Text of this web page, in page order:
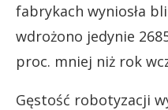
fabrykach wyniosła
wdrożono jedynie
proc. mniej niż rok
Gęstość robotyzacji